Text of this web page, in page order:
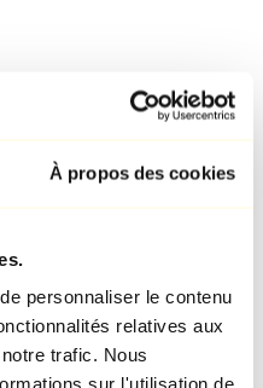
À propos des cookies
personnaliser le contenu
relatives aux
trafic. Nous
sur l'utilisation de